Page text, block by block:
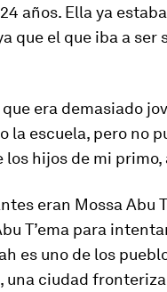
años. Ella ya
que el que iba a
que era demasiado
la escuela, pero no
los hijos de mi primo,
eran Mossa Abu
T’ema para
es uno de los
una ciudad